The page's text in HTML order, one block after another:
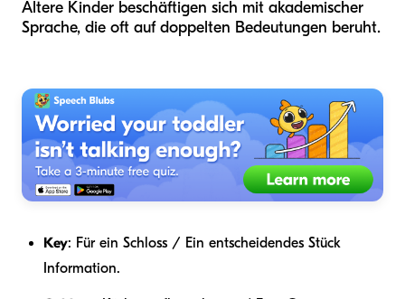
Ältere Kinder beschäftigen sich mit akademischer
Sprache, die oft auf doppelten Bedeutungen beruht.
Key: Für ein Schloss / Ein entscheidendes Stück
Information.